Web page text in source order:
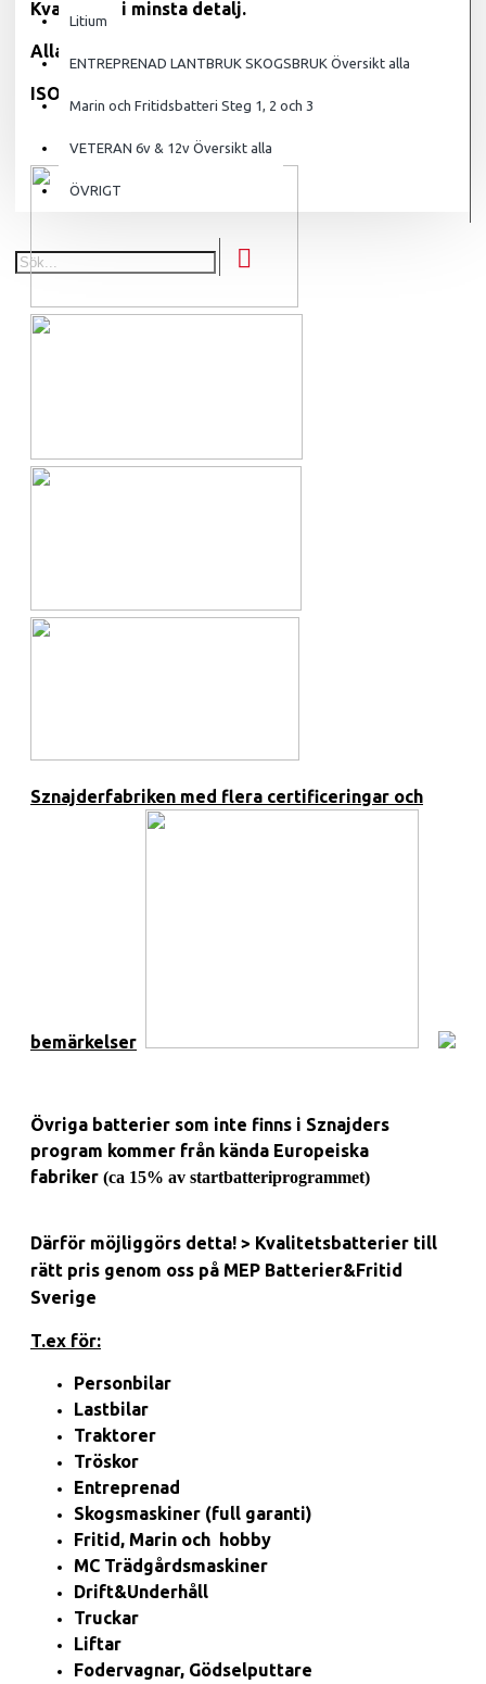
Litium
ENTREPRENAD LANTBRUK SKOGSBRUK Översikt alla
Marin och Fritidsbatteri Steg 1, 2 och 3
VETERAN 6v & 12v Översikt alla
ÖVRIGT
Kvalitet in i minsta detalj.
Alla batterier från samma fabrik
ISO 9001
Sznajderfabriken med flera certificeringar och
bemärkelser
Övriga batterier som inte finns i Sznajders
program kommer från kända Europeiska
fabriker (ca 15% av startbatteriprogrammet)
Därför möjliggörs detta! > Kvalitetsbatterier till
rätt pris genom oss på MEP Batterier&Fritid
Sverige
T.ex för:
Personbilar
Lastbilar
Traktorer
Tröskor
Entreprenad
Skogsmaskiner (full garanti)
Fritid, Marin och hobby
MC Trädgårdsmaskiner
Drift&Underhåll
Truckar
Liftar
Fodervagnar, Gödselputtare